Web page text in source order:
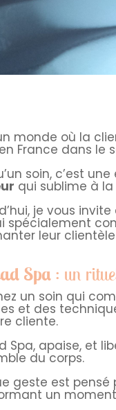
monde où la
France dans le
soin, c’est
qui sublime à la
je vous
spécialement
leur
Spa : un
un soin qui
et des
cliente.
Spa, apaise, et
du corps.
geste est
un